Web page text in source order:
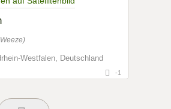
Westfalen, Deutschland
-1